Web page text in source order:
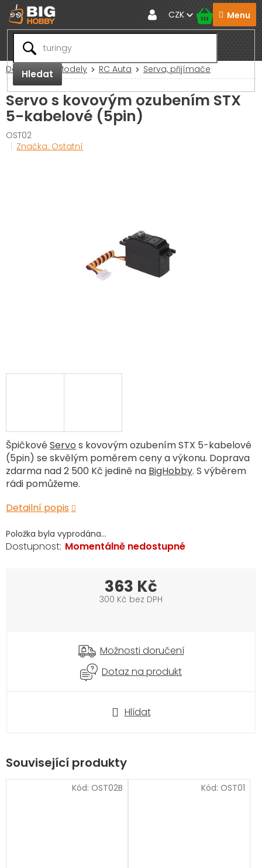
Přejít
na
obsah
Hledat
CZK
Domů RC Modely RC Auta Serva, přijímače
Servo s kovovým ozubením STX
5-kabelové (5pin)
OST02
Značka: Ostatní
Položka byla vyprodána…
ŠpičkovéServo s kovovým ozubením STX 5-kabelové
(5pin) se skvělým poměrem ceny a výkonu. Doprava
zdarma nad 2 500 Kč jedině na BigHobby. S výběrem
rádi pomůžeme.
Detailní popis
Hlídat
Momentálně nedostupné
363 Kč
300 Kč bez DPH
Možnosti doručení
Dotaz na produkt
Související produkty
Kód: OST02B Kód: OST01